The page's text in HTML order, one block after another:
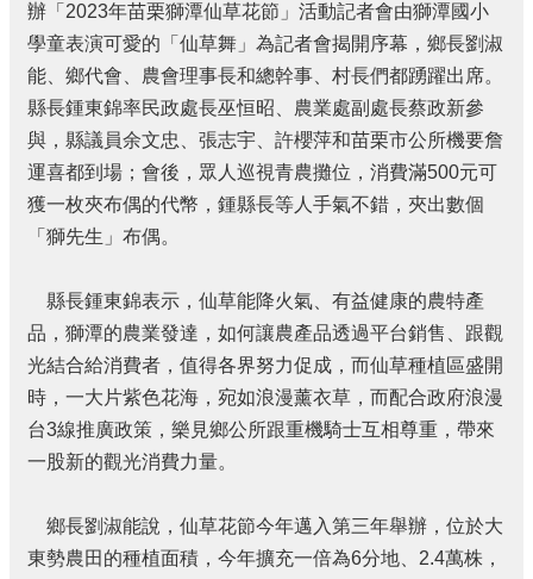
網
站
連
結
政
府
資
訊
令
規
章
性
別
區
辦「2023年苗栗獅潭仙草花節」活動記者會由獅潭國小
學童表演可愛的「仙草舞」為記者會揭開序幕，鄉長劉淑
能、鄉代會、農會理事長和總幹事、村長們都踴躍出席。
縣長鍾東錦率民政處長巫恒昭、農業處副處長蔡政新參
與，縣議員余文忠、張志宇、許櫻萍和苗栗市公所機要詹
運喜都到場；會後，眾人巡視青農攤位，消費滿500元可
獲一枚夾布偶的代幣，鍾縣長等人手氣不錯，夾出數個
「獅先生」布偶。
縣長鍾東錦表示，仙草能降火氣、有益健康的農特產
品，獅潭的農業發達，如何讓農產品透過平台銷售、跟觀
光結合給消費者，值得各界努力促成，而仙草種植區盛開
時，一大片紫色花海，宛如浪漫薰衣草，而配合政府浪漫
台3線推廣政策，樂見鄉公所跟重機騎士互相尊重，帶來
一股新的觀光消費力量。
鄉長劉淑能說，仙草花節今年邁入第三年舉辦，位於大
東勢農田的種植面積，今年擴充一倍為6分地、2.4萬株，